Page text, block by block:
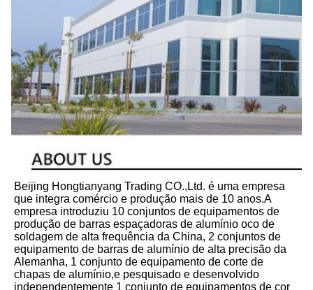
Beijing Hongtianyang Trading CO.,Ltd. é uma empresa
que integra comércio e produção mais de 10 anos.A
empresa introduziu 10 conjuntos de equipamentos de
produção de barras espaçadoras de alumínio oco de
soldagem de alta frequência da China, 2 conjuntos de
equipamento de barras de alumínio de alta precisão da
Alemanha, 1 conjunto de equipamento de corte de
chapas de alumínio,e pesquisado e desenvolvido
independentemente 1 conjunto de equipamentos de cor